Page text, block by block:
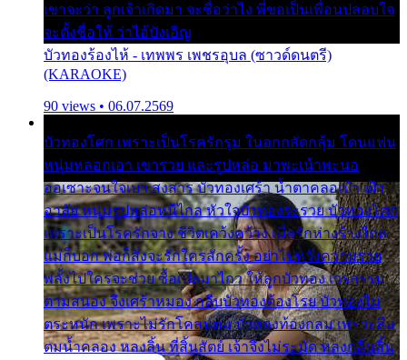
เขาจะว่า ลูกเจ้าเกิดมา จะชื่อว่าไง พี่ขอเป็นเพื่อนปลอบใจ
จะตั้งชื่อให้ ว่าไอ้บังเอิญ
บัวทองร้องไห้ - เทพพร เพชรอุบล (ซาวด์ดนตรี)
(KARAOKE)
90 views • 06.07.2569
บัวทองโศก เพราะเป็นโรครักรุม ในอกกลัดกลุ้ม โดนแฟน
หนุ่มหลอกเอา เขารวย และรูปหล่อ มาพะเน้าพะนอ
ออเซาะจนใจเบา สงสาร บัวทองเศร้า น้ำตาคลอเบ้า เฝ้า
อาลัย หนุ่มรูปหล่อหนีไกล หัวใจบัวทองระรวย บัวทองโศก
เพราะเป็นโรครักจาง ชีวิตเคว้งคว้าง เมื่อรักห่างร้างไกล
แม่ก็บอก พ่อก็สั่งจะรักใครสักครั้ง อย่าไปหวังความรวย
พลั้งไปใครจะช่วย ซื้อเปลมาไกว ให้ลูกบัวทอง เวรกรรม
ตามสนอง จึงเศร้าหมอง กลีบบัวทองต้องโรย บัวทองไม่
ตระหนัก เพราะไม่รักโคลนตม บัวทองท้องกลม เพราะลืม
ตมน้ำคลอง หลงลิ้น ที่สิ้นสัตย์ เจ้าจึงไม่ระมัด หลงกลิ่นลิ้น